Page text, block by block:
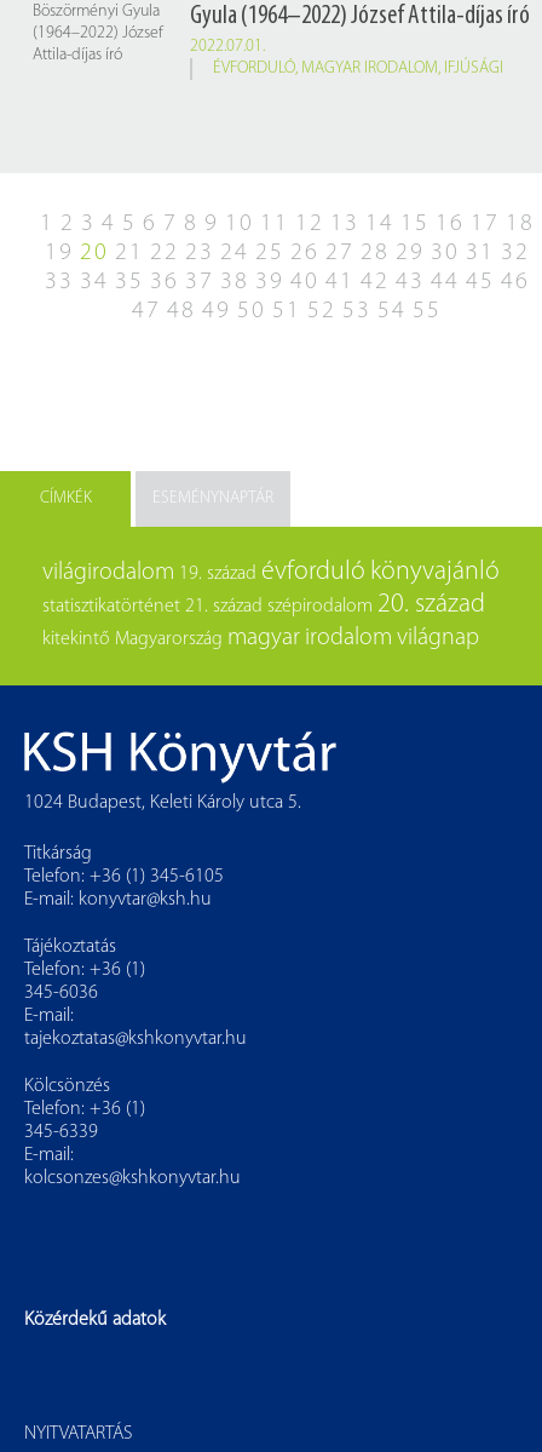
Gyula (1964–2022) József Attila-díjas író
2022.07.01.
ÉVFORDULÓ, MAGYAR IRODALOM, IFJÚSÁGI
1 2 3 4 5 6 7 8 9 10 11 12 13 14 15 16 17 18
19 20 21 22 23 24 25 26 27 28 29 30 31 32
33 34 35 36 37 38 39 40 41 42 43 44 45 46
47 48 49 50 51 52 53 54 55
CÍMKÉK ESEMÉNYNAPTÁR
világirodalom 19. század évforduló könyvajánló
statisztikatörténet 21. század szépirodalom 20. század
kitekintő Magyarország magyar irodalom világnap
1024 Budapest, Keleti Károly utca 5.
Titkárság
Telefon: +36 (1) 345-6105
E-mail: konyvtar@ksh.hu
Tájékoztatás
Telefon: +36 (1)
345-6036
E-mail:
tajekoztatas@kshkonyvtar.hu
Kölcsönzés
Telefon: +36 (1)
345-6339
E-mail:
kolcsonzes@kshkonyvtar.hu
Közérdekű adatok
NYITVATARTÁS